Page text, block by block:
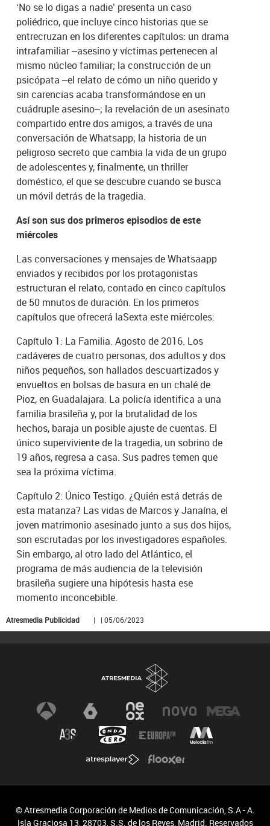
‘No se lo digas a nadie’ presenta un caso
poliédrico, que incluye cinco historias que se
entrecruzan en los diferentes capítulos: un drama
intrafamiliar –asesino y víctimas pertenecen al
mismo núcleo familiar; la construcción de un
psicópata –el relato de cómo un niño querido y
sin carencias acaba transformándose en un
cuádruple asesino–; la revelación de un asesinato
compartido entre dos amigos, a través de una
conversación de Whatsapp; la historia de un
peligroso secreto que cambia la vida de un grupo
de adolescentes y, finalmente, un thriller
doméstico, el que se descubre cuando se busca
un móvil detrás de la tragedia.
Así son sus dos primeros episodios de este
miércoles
Las conversaciones y mensajes de Whatsaapp
enviados y recibidos por los protagonistas
estructuran el relato, contado en cinco capítulos
de 50 mnutos de duración. En los primeros
capítulos que ofrecerá laSexta este miércoles:
Capítulo 1: La Familia. Agosto de 2016. Los
cadáveres de cuatro personas, dos adultos y dos
niños pequeños, son hallados descuartizados y
envueltos en bolsas de basura en un chalé de
Pioz, en Guadalajara. La policía identifica a una
familia brasileña y, por la brutalidad de los
hechos, baraja un posible ajuste de cuentas. El
único superviviente de la tragedia, un sobrino de
19 años, regresa a casa. Sus padres temen que
sea la próxima víctima.
Capítulo 2: Único Testigo. ¿Quién está detrás de
esta matanza? Las vidas de Marcos y Janaína, el
joven matrimonio asesinado junto a sus dos hijos,
son escrutadas por los investigadores españoles.
Sin embargo, al otro lado del Atlántico, el
programa de más audiencia de la televisión
brasileña sugiere una hipótesis hasta ese
momento inconcebible.
Atresmedia Publicidad | | 05/06/2023
© Atresmedia Corporación de Medios de Comunicación, S.A - A.
Isla Graciosa 13, 28703, S.S. de los Reyes, Madrid. Reservados